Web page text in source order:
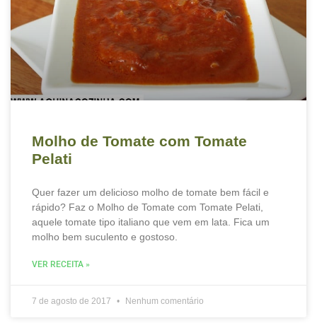
Molho de Tomate com Tomate
Pelati
Quer fazer um delicioso molho de tomate bem fácil e
rápido? Faz o Molho de Tomate com Tomate Pelati,
aquele tomate tipo italiano que vem em lata. Fica um
molho bem suculento e gostoso.
VER RECEITA »
7 de agosto de 2017 Nenhum comentário